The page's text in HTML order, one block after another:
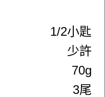
1/2小匙
少許
70g
3尾